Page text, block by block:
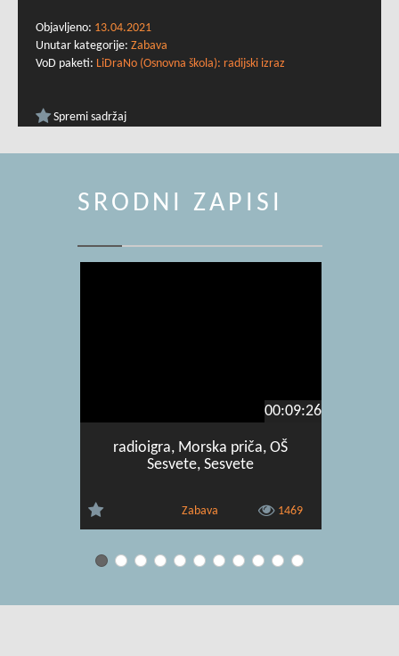
Objavljeno: 13.04.2021
Unutar kategorije: Zabava
VoD paketi: LiDraNo (Osnovna škola): radijski izraz
Spremi sadržaj
SRODNI ZAPISI
00:09:26
radioigra, Morska priča, OŠ
Sesvete, Sesvete
Zabava 1469